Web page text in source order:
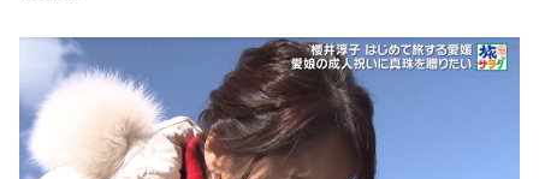
て真剣です
探偵！ナイトスクープ
news おかえり
河合＆A.B.C-Z塚田×福井アナ「なんでやねん！？」
（news おかえり）